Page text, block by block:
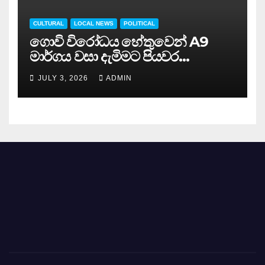
CULTURAL LOCAL NEWS POLITICAL
ගොවි විරෝධය හේතුවෙන් A9
මාර්ගය වසා දැමිමට පියවර…
JULY 3, 2026 ADMIN